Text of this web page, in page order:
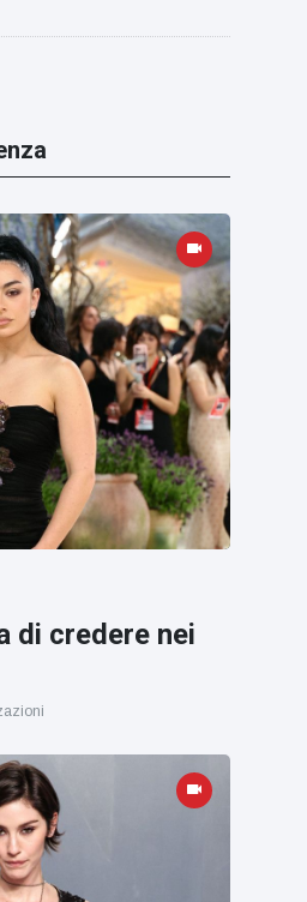
di credere nei